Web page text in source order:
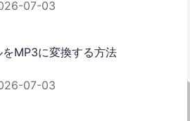
07-03
MP3に変換する方法
07-03